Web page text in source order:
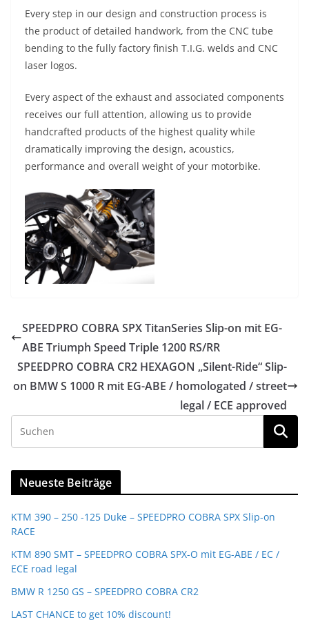
Every step in our design and construction process is
the product of detailed handwork, from the CNC tube
bending to the fully factory finish T.I.G. welds and CNC
laser logos.
Every aspect of the exhaust and associated components
receives our full attention, allowing us to provide
handcrafted products of the highest quality while
dramatically improving the design, acoustics,
performance and overall weight of your motorbike.
SPEEDPRO COBRA SPX TitanSeries Slip-on mit EG-
ABE Triumph Speed Triple 1200 RS/RR
SPEEDPRO COBRA CR2 HEXAGON „Silent-Ride“ Slip-
on BMW S 1000 R mit EG-ABE / homologated / street
legal / ECE approved
Neueste Beiträge
KTM 390 – 250 -125 Duke – SPEEDPRO COBRA SPX Slip-on
RACE
KTM 890 SMT – SPEEDPRO COBRA SPX-O mit EG-ABE / EC /
ECE road legal
BMW R 1250 GS – SPEEDPRO COBRA CR2
LAST CHANCE to get 10% discount!